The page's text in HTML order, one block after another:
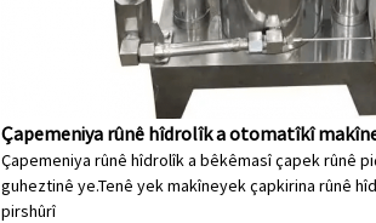
Çapemeniya rûnê hîdrolîk a otomatîkî
Çapemeniya rûnê hîdrolîk a bêkêmasî çapek rûnê
guheztinê ye.Tenê yek makîneyek çapkirina rûnê
pirshûrî